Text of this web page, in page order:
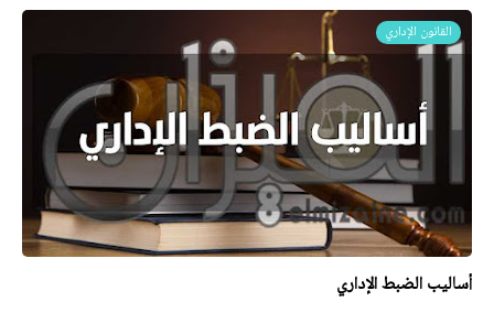
القانون الإداري
أساليب الضبط الإداري